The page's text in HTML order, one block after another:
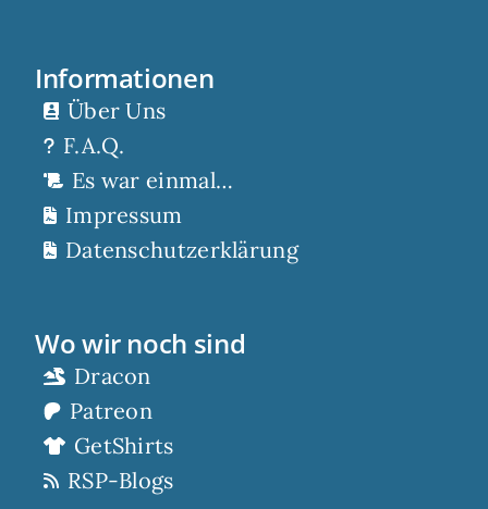
Informationen
Über Uns
F.A.Q.
Es war einmal…
Impressum
Datenschutzerklärung
Wo wir noch sind
Dracon
Patreon
GetShirts
RSP-Blogs